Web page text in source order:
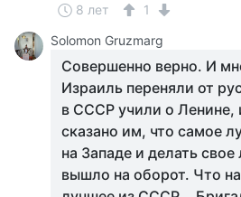
8 лет
1
Solomon Gruzmarg
Совершенно верно. И
Израиль переняли от
в СССР учили о Ленине,
сказано им, что самое
на Западе и делать
вышло на оборот. Что